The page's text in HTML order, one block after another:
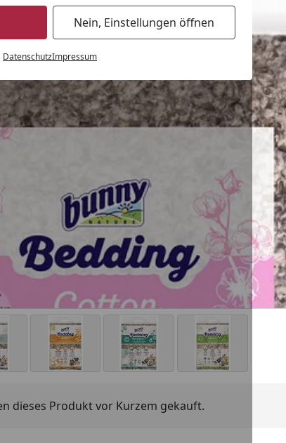
Nein, Einstellungen öffnen
DatenschutzImpressum
dieses Produkt vor Kurzem gekauft.